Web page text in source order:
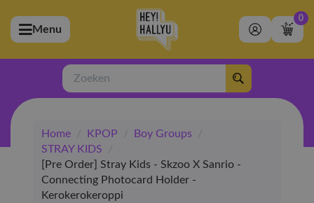
(Artiesten)
(Merchandise)
(Exclusive)
(Winkel)
Menu
0
Zoeken
Home / KPOP / Boy Groups
/
STRAY KIDS
/
[Pre Order] Stray Kids - Skzoo X Sanrio -
Connecting Photocard Holder -
Kerokerokeroppi